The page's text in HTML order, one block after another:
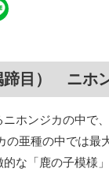
蹄目） ニホ
ニホンジカの中で
の亜種の中では最
な「鹿の子模様